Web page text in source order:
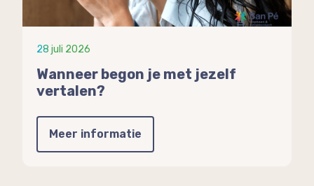
28 juli 2026
Wanneer begon je met jezelf
vertalen?
Meer informatie